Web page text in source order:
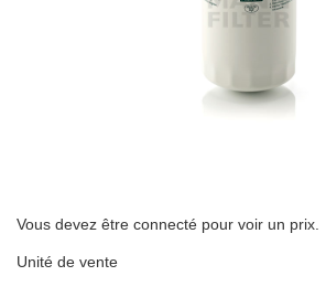
Vous devez être connecté pour voir un prix.
Unité de vente